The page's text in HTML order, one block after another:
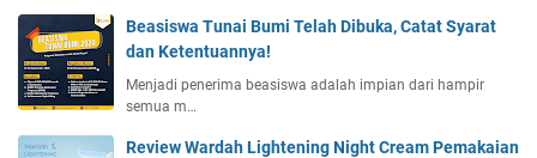
Beasiswa Tunai Bumi Telah Dibuka, Catat Syarat
dan Ketentuannya!
Menjadi penerima beasiswa adalah impian dari hampir
semua m…
Review Wardah Lightening Night Cream Pemakaian